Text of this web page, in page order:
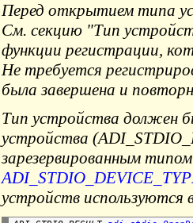
Перед открытием типа
См. секцию "Тип
функции регистрации,
Не требуется
была завершена и
Тип устройства должен
устройства
зарезервированным
устройств